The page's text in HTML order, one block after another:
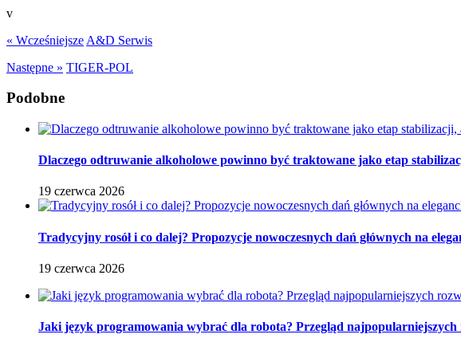
v
« Wcześniejsze A&D Serwis
Następne » TIGER-POL
Podobne
Dlaczego odtruwanie alkoholowe powinno być traktowane jako etap
19 czerwca 2026
Tradycyjny rosół i co dalej? Propozycje nowoczesnych dań głównych na
19 czerwca 2026
Jaki język programowania wybrać dla robota? Przegląd